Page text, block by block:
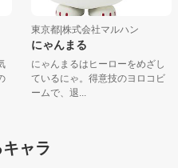
気
の
東京都|株式会社マルハン
にゃんまる
にゃんまるはヒーローをめざし
ているにゃ。得意技のヨロコビ
ームで、退...
ャラ